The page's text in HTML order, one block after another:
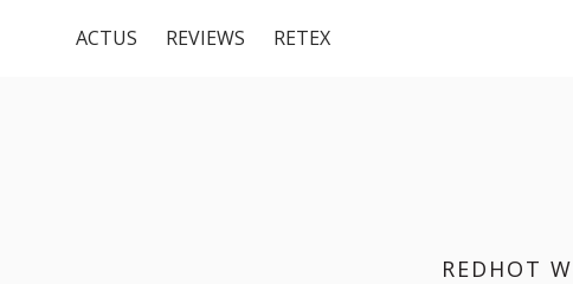
MenuACTUS REVIEWS RETEX
REDHOT